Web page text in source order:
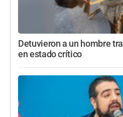
Detuvieron a un hombre
en estado crítico